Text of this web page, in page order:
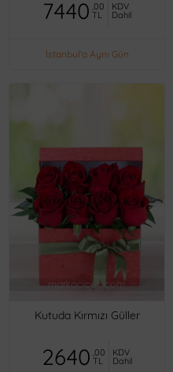
7440 ,00
TL
KDV
Dahil
İstanbul'a Aynı Gün
Kutuda Kırmızı Güller
2640 ,00
TL
KDV
Dahil